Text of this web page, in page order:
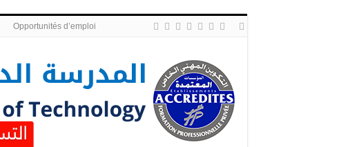
Opportunités d’emploi